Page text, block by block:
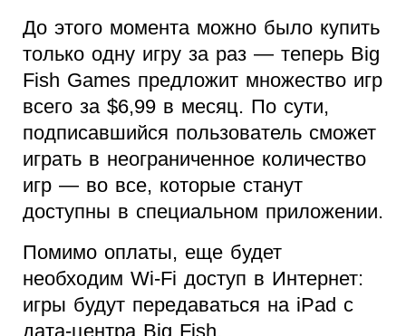
До этого момента можно было купить
только одну игру за раз — теперь Big
Fish Games предложит множество игр
всего за $6,99 в месяц. По сути,
подписавшийся пользователь сможет
играть в неограниченное количество
игр — во все, которые станут
доступны в специальном приложении.
Помимо оплаты, еще будет
необходим Wi-Fi доступ в Интернет:
игры будут передаваться на iPad с
дата-центра Big Fish.